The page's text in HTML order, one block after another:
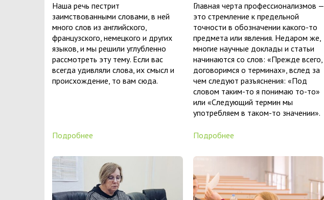
Наша речь пестрит
заимствованными словами, в ней
много слов из английского,
французского, немецкого и других
языков, и мы решили углубленно
рассмотреть эту тему. Если вас
всегда удивляли слова, их смысл и
происхождение, то вам сюда.
Подробнее
Главная черта профессионализмов —
это стремление к предельной
точности в обозначении какого-то
предмета или явления. Недаром же,
многие научные доклады и статьи
начинаются со слов: «Прежде всего,
договоримся о терминах», вслед за
чем следуют разъяснения: «Под
словом таким-то я понимаю то-то»
или «Следующий термин мы
употребляем в таком-то значении».
Подробнее